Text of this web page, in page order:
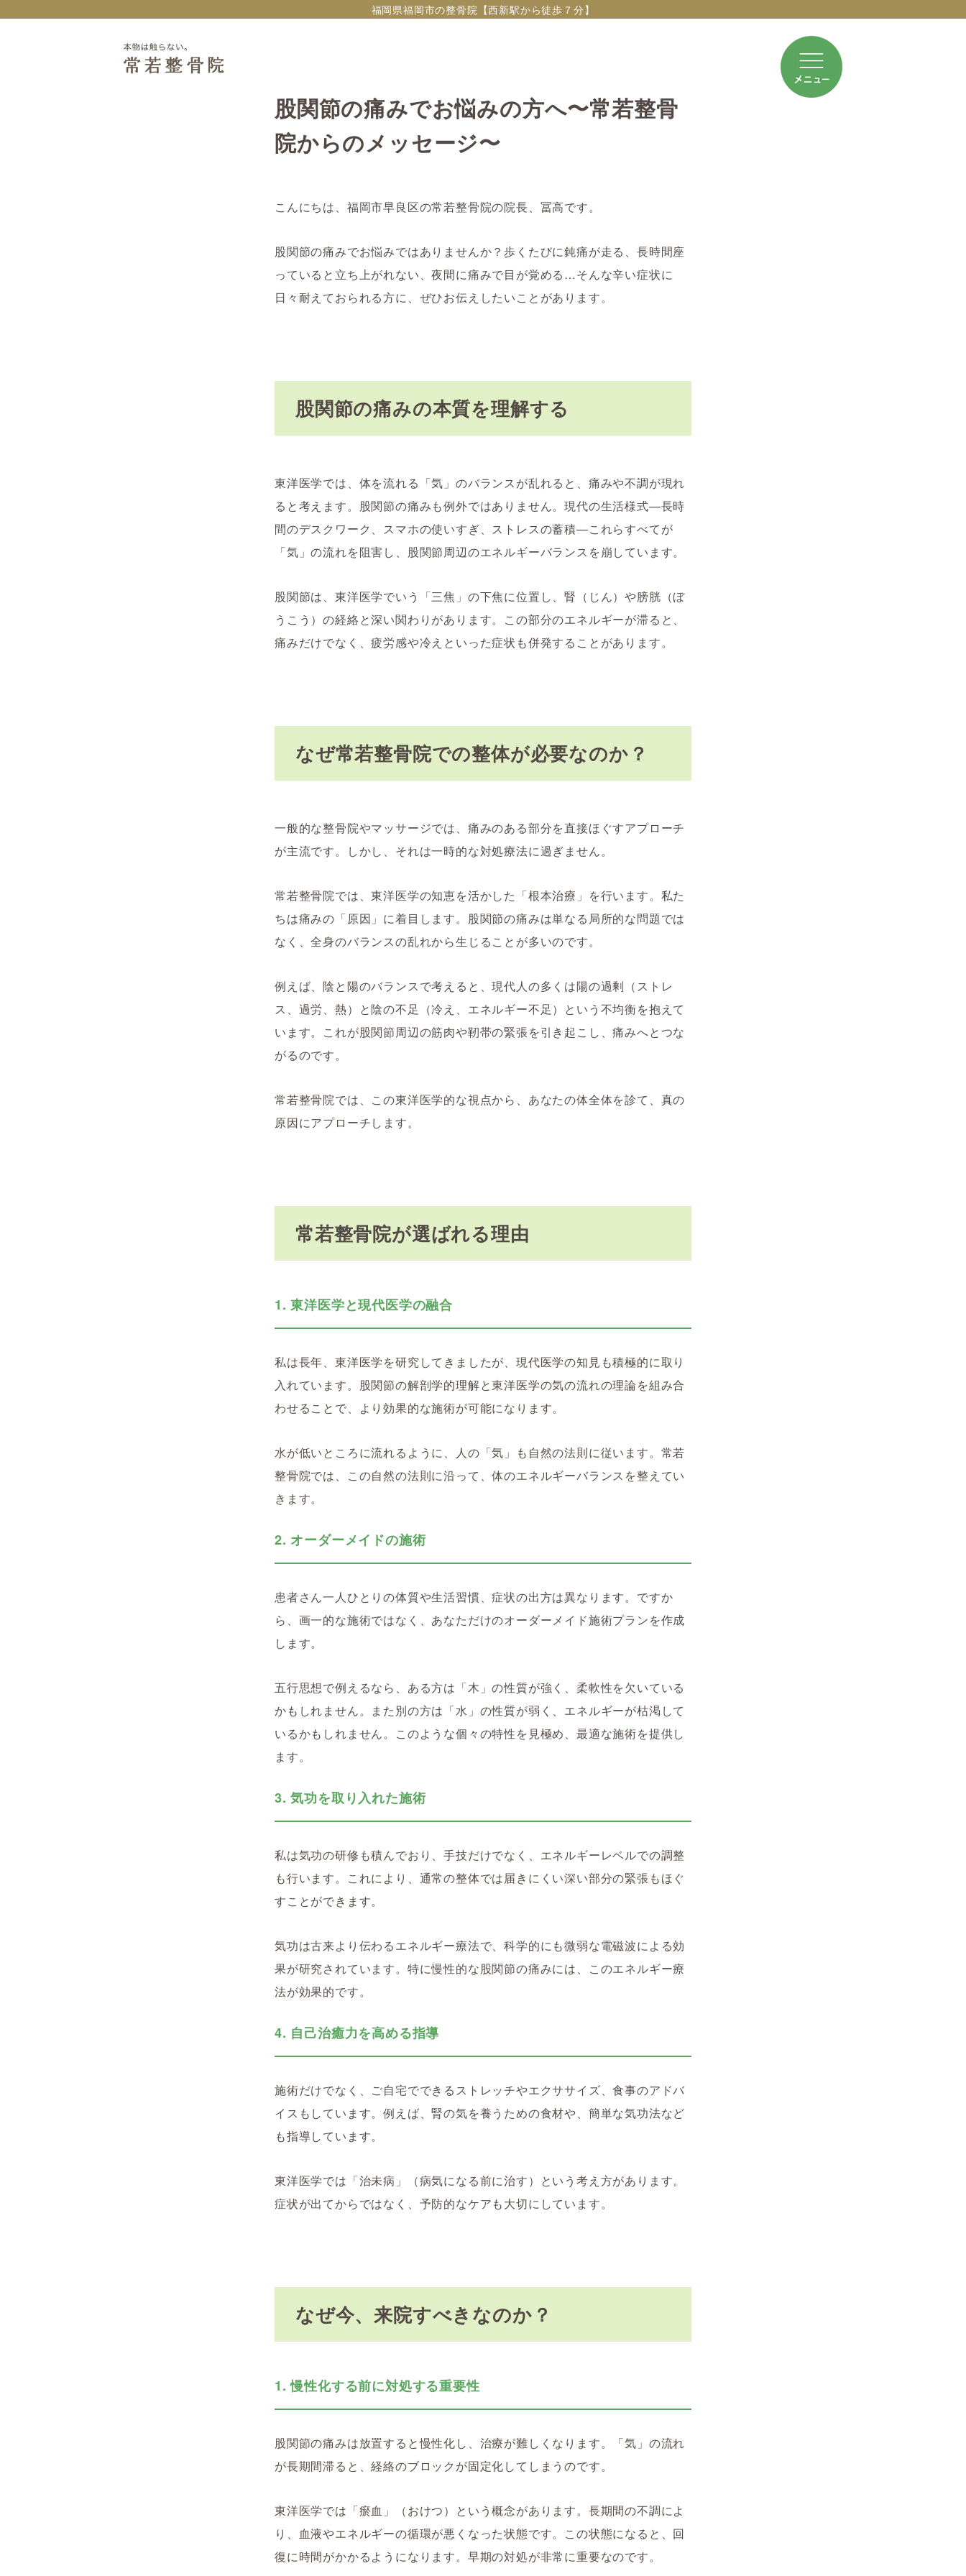
福岡県福岡市の整骨院【西新駅から徒歩７分】
股関節の痛みでお悩みの方へ〜常若整骨
院からのメッセージ〜
こんにちは、福岡市早良区の常若整骨院の院長、冨高です。
股関節の痛みでお悩みではありませんか？歩くたびに鈍痛が走る、長時間座
っていると立ち上がれない、夜間に痛みで目が覚める…そんな辛い症状に
日々耐えておられる方に、ぜひお伝えしたいことがあります。
股関節の痛みの本質を理解する
東洋医学では、体を流れる「気」のバランスが乱れると、痛みや不調が現れ
ると考えます。股関節の痛みも例外ではありません。現代の生活様式—長時
間のデスクワーク、スマホの使いすぎ、ストレスの蓄積—これらすべてが
「気」の流れを阻害し、股関節周辺のエネルギーバランスを崩しています。
股関節は、東洋医学でいう「三焦」の下焦に位置し、腎（じん）や膀胱（ぼ
うこう）の経絡と深い関わりがあります。この部分のエネルギーが滞ると、
痛みだけでなく、疲労感や冷えといった症状も併発することがあります。
なぜ常若整骨院での整体が必要なのか？
一般的な整骨院やマッサージでは、痛みのある部分を直接ほぐすアプローチ
が主流です。しかし、それは一時的な対処療法に過ぎません。
常若整骨院では、東洋医学の知恵を活かした「根本治療」を行います。私た
ちは痛みの「原因」に着目します。股関節の痛みは単なる局所的な問題では
なく、全身のバランスの乱れから生じることが多いのです。
例えば、陰と陽のバランスで考えると、現代人の多くは陽の過剰（ストレ
ス、過労、熱）と陰の不足（冷え、エネルギー不足）という不均衡を抱えて
います。これが股関節周辺の筋肉や靭帯の緊張を引き起こし、痛みへとつな
がるのです。
常若整骨院では、この東洋医学的な視点から、あなたの体全体を診て、真の
原因にアプローチします。
常若整骨院が選ばれる理由
1. 東洋医学と現代医学の融合
私は長年、東洋医学を研究してきましたが、現代医学の知見も積極的に取り
入れています。股関節の解剖学的理解と東洋医学の気の流れの理論を組み合
わせることで、より効果的な施術が可能になります。
水が低いところに流れるように、人の「気」も自然の法則に従います。常若
整骨院では、この自然の法則に沿って、体のエネルギーバランスを整えてい
きます。
2. オーダーメイドの施術
患者さん一人ひとりの体質や生活習慣、症状の出方は異なります。ですか
ら、画一的な施術ではなく、あなただけのオーダーメイド施術プランを作成
します。
五行思想で例えるなら、ある方は「木」の性質が強く、柔軟性を欠いている
かもしれません。また別の方は「水」の性質が弱く、エネルギーが枯渇して
いるかもしれません。このような個々の特性を見極め、最適な施術を提供し
ます。
3. 気功を取り入れた施術
私は気功の研修も積んでおり、手技だけでなく、エネルギーレベルでの調整
も行います。これにより、通常の整体では届きにくい深い部分の緊張もほぐ
すことができます。
気功は古来より伝わるエネルギー療法で、科学的にも微弱な電磁波による効
果が研究されています。特に慢性的な股関節の痛みには、このエネルギー療
法が効果的です。
4. 自己治癒力を高める指導
施術だけでなく、ご自宅でできるストレッチやエクササイズ、食事のアドバ
イスもしています。例えば、腎の気を養うための食材や、簡単な気功法など
も指導しています。
東洋医学では「治未病」（病気になる前に治す）という考え方があります。
症状が出てからではなく、予防的なケアも大切にしています。
なぜ今、来院すべきなのか？
1. 慢性化する前に対処する重要性
股関節の痛みは放置すると慢性化し、治療が難しくなります。「気」の流れ
が長期間滞ると、経絡のブロックが固定化してしまうのです。
東洋医学では「瘀血」（おけつ）という概念があります。長期間の不調によ
り、血液やエネルギーの循環が悪くなった状態です。この状態になると、回
復に時間がかかるようになります。早期の対処が非常に重要なのです。